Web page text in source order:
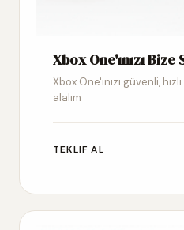
Xbox One'ınızı Bize
Xbox One'ınızı güvenli,
alalım
TEKLIF AL